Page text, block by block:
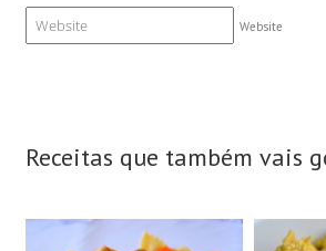
Website
Receitas que também vais